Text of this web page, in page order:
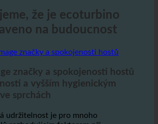
na budoucnost
značky a spokojenosti hostů
značky a spokojenosti hostů
sprchách